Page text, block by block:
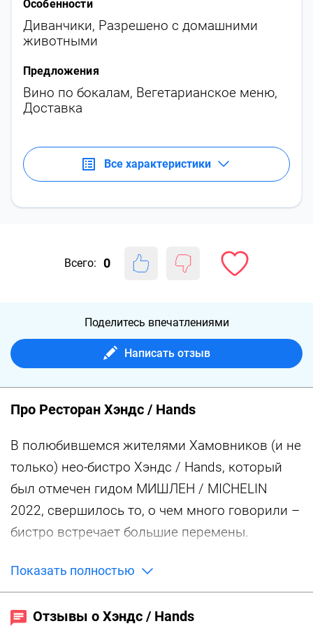
Особенности
Диванчики, Разрешено с домашними
животными
Предложения
Вино по бокалам, Вегетарианское меню,
Доставка
Все характеристики
Всего: 0
Поделитесь впечатлениями
Написать отзыв
Про Ресторан Хэндс / Hands
В полюбившемся жителями Хамовников (и не
только) нео-бистро Хэндс / Hands, который
был отмечен гидом МИШЛЕН / MICHELIN
2022, свершилось то, о чем много говорили –
бистро встречает большие перемены.
Обновленный дизайн с нарядными белыми
скатертями и обилием света создает
праздничное настроение, появились новинки
Показать полностью
Отзывы о Хэндс / Hands